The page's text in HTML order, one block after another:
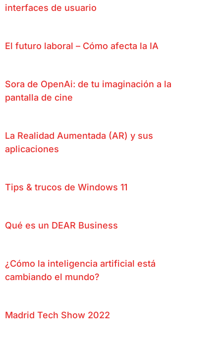
interfaces de usuario
El futuro laboral – Cómo afecta la IA
Sora de OpenAi: de tu imaginación a la
pantalla de cine
La Realidad Aumentada (AR) y sus
aplicaciones
Tips & trucos de Windows 11
Qué es un DEAR Business
¿Cómo la inteligencia artificial está
cambiando el mundo?
Madrid Tech Show 2022